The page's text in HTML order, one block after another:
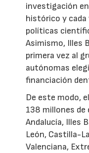
investigación
histórico y cada
políticas
Asimismo, Illes
primera vez al
autónomas
financiación
De este modo,
138 millones de
Andalucía, Illes
León, Castilla-
Valenciana,